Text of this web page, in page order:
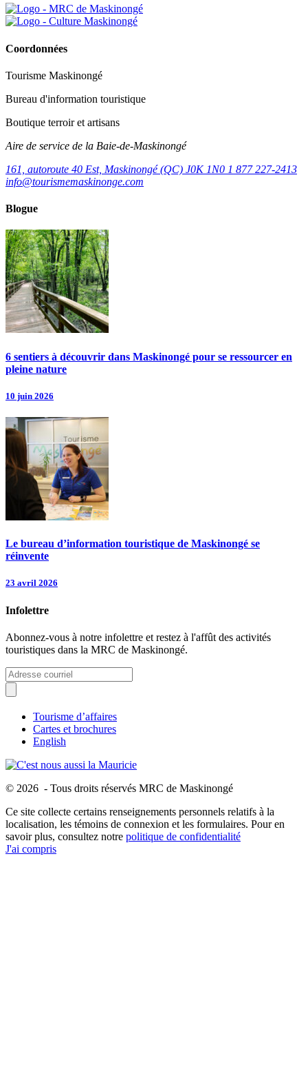
Coordonnées
Tourisme Maskinongé
Bureau d'information touristique
Boutique terroir et artisans
Aire de service de la Baie-de-Maskinongé
161, autoroute 40 Est, Maskinongé (QC) J0K 1N0 1 877 227-2413
info@tourismemaskinonge.com
Blogue
6 sentiers à découvrir dans Maskinongé pour se ressourcer en
pleine nature
10 juin 2026
Le bureau d’information touristique de Maskinongé se
réinvente
23 avril 2026
Infolettre
Abonnez-vous à notre infolettre et restez à l'affût des activités
touristiques dans la MRC de Maskinongé.
Tourisme d’affaires
Cartes et brochures
English
© 2026 - Tous droits réservés MRC de Maskinongé
Ce site collecte certains renseignements personnels relatifs à la
localisation, les témoins de connexion et les formulaires. Pour en
savoir plus, consultez notre politique de confidentialité
J'ai compris